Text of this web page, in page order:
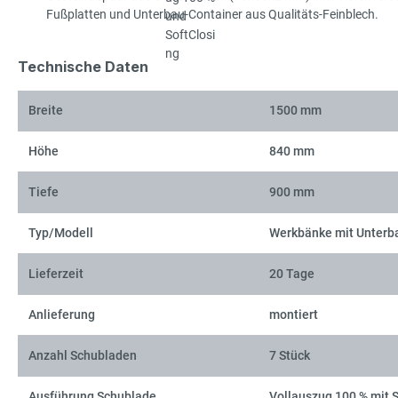
Fußplatten und Unterbau-Container aus Qualitäts-Feinblech.
Technische Daten
Breite 1500 mm
Höhe 840 mm
Tiefe 900 mm
Typ/Modell Werkbänke mit
Lieferzeit 20 Tage
Anlieferung montiert
Anzahl Schubladen 7 Stück